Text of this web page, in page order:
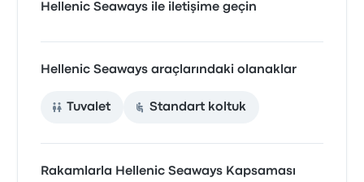
Hellenic Seaways ile iletişime geçin
Hellenic Seaways araçlarındaki olanaklar
Tuvalet Standart koltuk
Rakamlarla Hellenic Seaways Kapsaması